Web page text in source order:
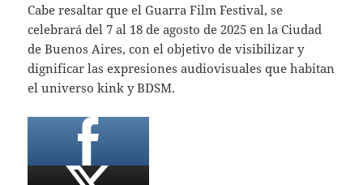
Cabe resaltar que el Guarra Film Festival, se
celebrará del 7 al 18 de agosto de 2025 en la Ciudad
de Buenos Aires, con el objetivo de visibilizar y
dignificar las expresiones audiovisuales que habitan
el universo kink y BDSM.